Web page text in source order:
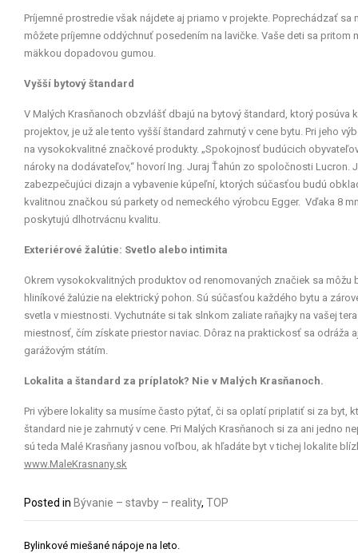
Príjemné prostredie však nájdete aj priamo v projekte. Poprechádzať
môžete príjemne oddýchnuť posedením na lavičke. Vaše deti sa
mäkkou dopadovou gumou.
Vyšší bytový štandard
V Malých Krasňanoch obzvlášť dbajú na bytový štandard, ktorý
projektov, je už ale tento vyšší štandard zahrnutý v cene bytu. Pri jeho
na vysokokvalitné značkové produkty. „Spokojnosť budúcich
nároky na dodávateľov,“ hovorí Ing. Juraj Ťahún zo spoločnosti
zabezpečujúci dizajn a vybavenie kúpeľní, ktorých súčasťou budú
kvalitnou značkou sú parkety od nemeckého výrobcu Egger. Vďaka 8
poskytujú dlhotrvácnu kvalitu.
Exteriérové žalútie: Svetlo alebo intimita
Okrem vysokokvalitných produktov od renomovaných značiek sa
hliníkové žalúzie na elektrický pohon. Sú súčasťou každého bytu a
svetla v miestnosti. Vychutnáte si tak slnkom zaliate raňajky na vašej
miestnosť, čím získate priestor naviac. Dôraz na praktickosť sa odráža
garážovým státím.
Lokalita a štandard za príplatok? Nie v Malých Krasňanoch.
Pri výbere lokality sa musíme často pýtať, či sa oplatí priplatiť si za byt,
štandard nie je zahrnutý v cene. Pri Malých Krasňanoch si za ani jedno
sú teda Malé Krasňany jasnou voľbou, ak hľadáte byt v tichej lokalite
www.MaleKrasnany.sk
Posted in Bývanie – stavby – reality, TOP
Navigácia
Bylinkové miešané nápoje na leto.